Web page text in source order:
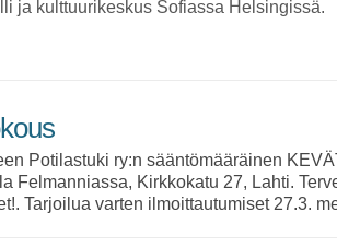
ja kulttuurikeskus Sofiassa Helsingissä.
Potilastuki ry:n sääntömääräinen
Felmanniassa, Kirkkokatu 27, Lahti.
Tarjoilua varten ilmoittautumiset 27.3.